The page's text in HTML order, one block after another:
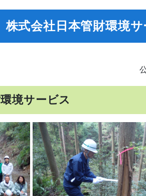
式会社日本管財環境サ
境サービス